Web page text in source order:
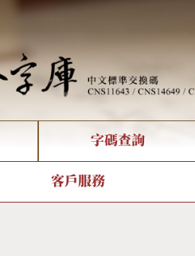
全字庫現況
字碼查詢
部件查詢
造字解決方案
字形下載
客戶服務